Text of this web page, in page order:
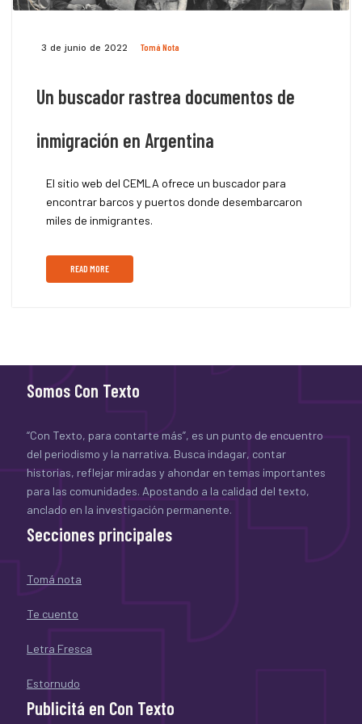
3 de junio de 2022 Tomá Nota
Un buscador rastrea documentos de
inmigración en Argentina
El sitio web del CEMLA ofrece un buscador para
encontrar barcos y puertos donde desembarcaron
miles de inmigrantes.
READ MORE
Somos Con Texto
“Con Texto, para contarte más”, es un punto de encuentro
del periodismo y la narrativa. Busca indagar, contar
historias, reflejar miradas y ahondar en temas importantes
para las comunidades. Apostando a la calidad del texto,
anclado en la investigación permanente.
Secciones principales
Tomá nota
Te cuento
Letra Fresca
Estornudo
Publicitá en Con Texto